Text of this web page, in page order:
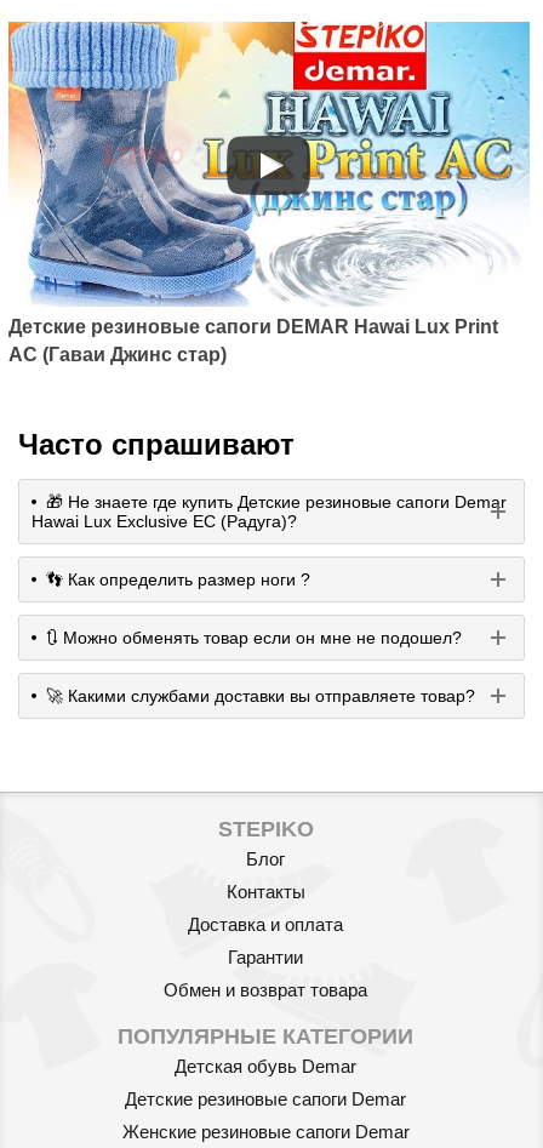
Детские резиновые сапоги DEMAR Hawai Lux Print
AC (Гаваи Джинс стар)
Часто спрашивают
🎁 Не знаете где купить Детские резиновые сапоги Demar
Hawai Lux Exclusive EC (Радуга)?
👣 Как определить размер ноги ?
🔃 Можно обменять товар если он мне не подошел?
🚀 Какими службами доставки вы отправляете товар?
STEPIKO
Блог
Контакты
Доставка и оплата
Гарантии
Обмен и возврат товара
ПОПУЛЯРНЫЕ КАТЕГОРИИ
Детская обувь Demar
Детские резиновые сапоги Demar
Женские резиновые сапоги Demar